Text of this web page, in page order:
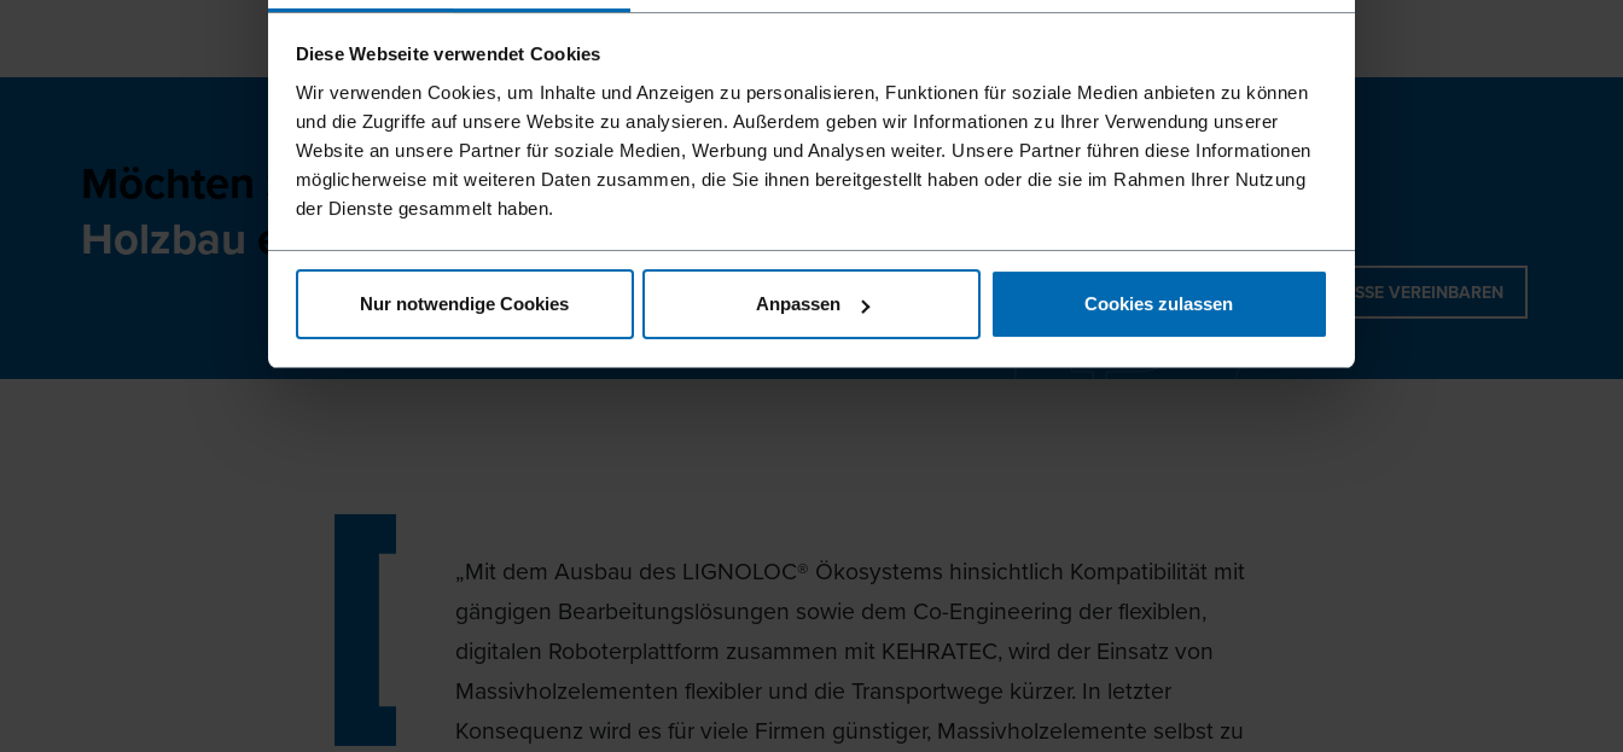
Diese Webseite verwendet Cookies
Wir verwenden Cookies, um Inhalte und Anzeigen zu personalisieren, Funktionen für soziale Medien anbieten zu können
und die Zugriffe auf unsere Website zu analysieren. Außerdem geben wir Informationen zu Ihrer Verwendung unserer
Website an unsere Partner für soziale Medien, Werbung und Analysen weiter. Unsere Partner führen diese Informationen
möglicherweise mit weiteren Daten zusammen, die Sie ihnen bereitgestellt haben oder die sie im Rahmen Ihrer Nutzung
der Dienste gesammelt haben.
Nur notwendige Cookies Anpassen Cookies zulassen
Möchten Sie mehr überRoboter im
Holzbau erfahren?
TERMIN AUF DER MESSE VEREINBAREN
„Mit dem Ausbau des LIGNOLOC® Ökosystems hinsichtlich Kompatibilität mit
gängigen Bearbeitungslösungen sowie dem Co-Engineering der flexiblen,
digitalen Roboterplattform zusammen mit KEHRATEC, wird der Einsatz von
Massivholzelementen flexibler und die Transportwege kürzer. In letzter
Konsequenz wird es für viele Firmen günstiger, Massivholzelemente selbst zu